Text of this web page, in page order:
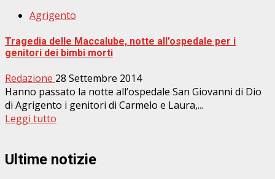
Agrigento
Tragedia delle Maccalube, notte all’ospedale per i
genitori dei bimbi morti
Redazione 28 Settembre 2014
Hanno passato la notte all’ospedale San Giovanni di Dio
di Agrigento i genitori di Carmelo e Laura,...
Leggi tutto
Ultime notizie